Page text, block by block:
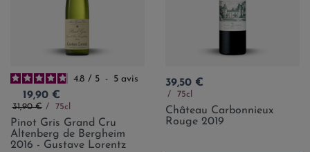
4.8 / 5 - 5 avis
Prix
19,90 €
Prix de base
31,90 € 75cl
Pinot Gris Grand Cru
Altenberg de Bergheim
2016 - Gustave Lorentz
Prix
39,50 €
75cl
Château Carbonnieux
Rouge 2019